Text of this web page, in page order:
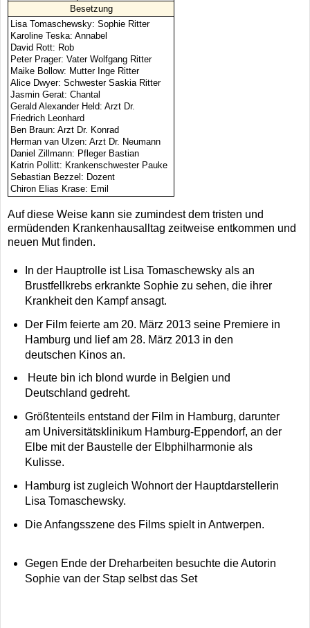
Besetzung
Lisa Tomaschewsky: Sophie Ritter
Karoline Teska: Annabel
David Rott: Rob
Peter Prager: Vater Wolfgang Ritter
Maike Bollow: Mutter Inge Ritter
Alice Dwyer: Schwester Saskia Ritter
Jasmin Gerat: Chantal
Gerald Alexander Held: Arzt Dr.
Friedrich Leonhard
Ben Braun: Arzt Dr. Konrad
Herman van Ulzen: Arzt Dr. Neumann
Daniel Zillmann: Pfleger Bastian
Katrin Pollitt: Krankenschwester Pauke
Sebastian Bezzel: Dozent
Chiron Elias Krase: Emil
Auf diese Weise kann sie zumindest dem tristen und
ermüdenden Krankenhausalltag zeitweise entkommen und
neuen Mut finden.
In der Hauptrolle ist Lisa Tomaschewsky als an
Brustfellkrebs erkrankte Sophie zu sehen, die ihrer
Krankheit den Kampf ansagt.
Der Film feierte am 20. März 2013 seine Premiere in
Hamburg und lief am 28. März 2013 in den
deutschen Kinos an.
Heute bin ich blond wurde in Belgien und
Deutschland gedreht.
Größtenteils entstand der Film in Hamburg, darunter
am Universitätsklinikum Hamburg-Eppendorf, an der
Elbe mit der Baustelle der Elbphilharmonie als
Kulisse.
Hamburg ist zugleich Wohnort der Hauptdarstellerin
Lisa Tomaschewsky.
Die Anfangsszene des Films spielt in Antwerpen.
Gegen Ende der Dreharbeiten besuchte die Autorin
Sophie van der Stap selbst das Set